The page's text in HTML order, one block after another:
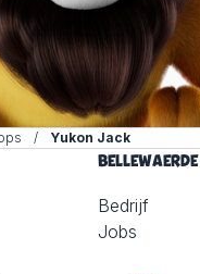
Yukon Jack
BELLEWAERDE
Bedrijf
Jobs